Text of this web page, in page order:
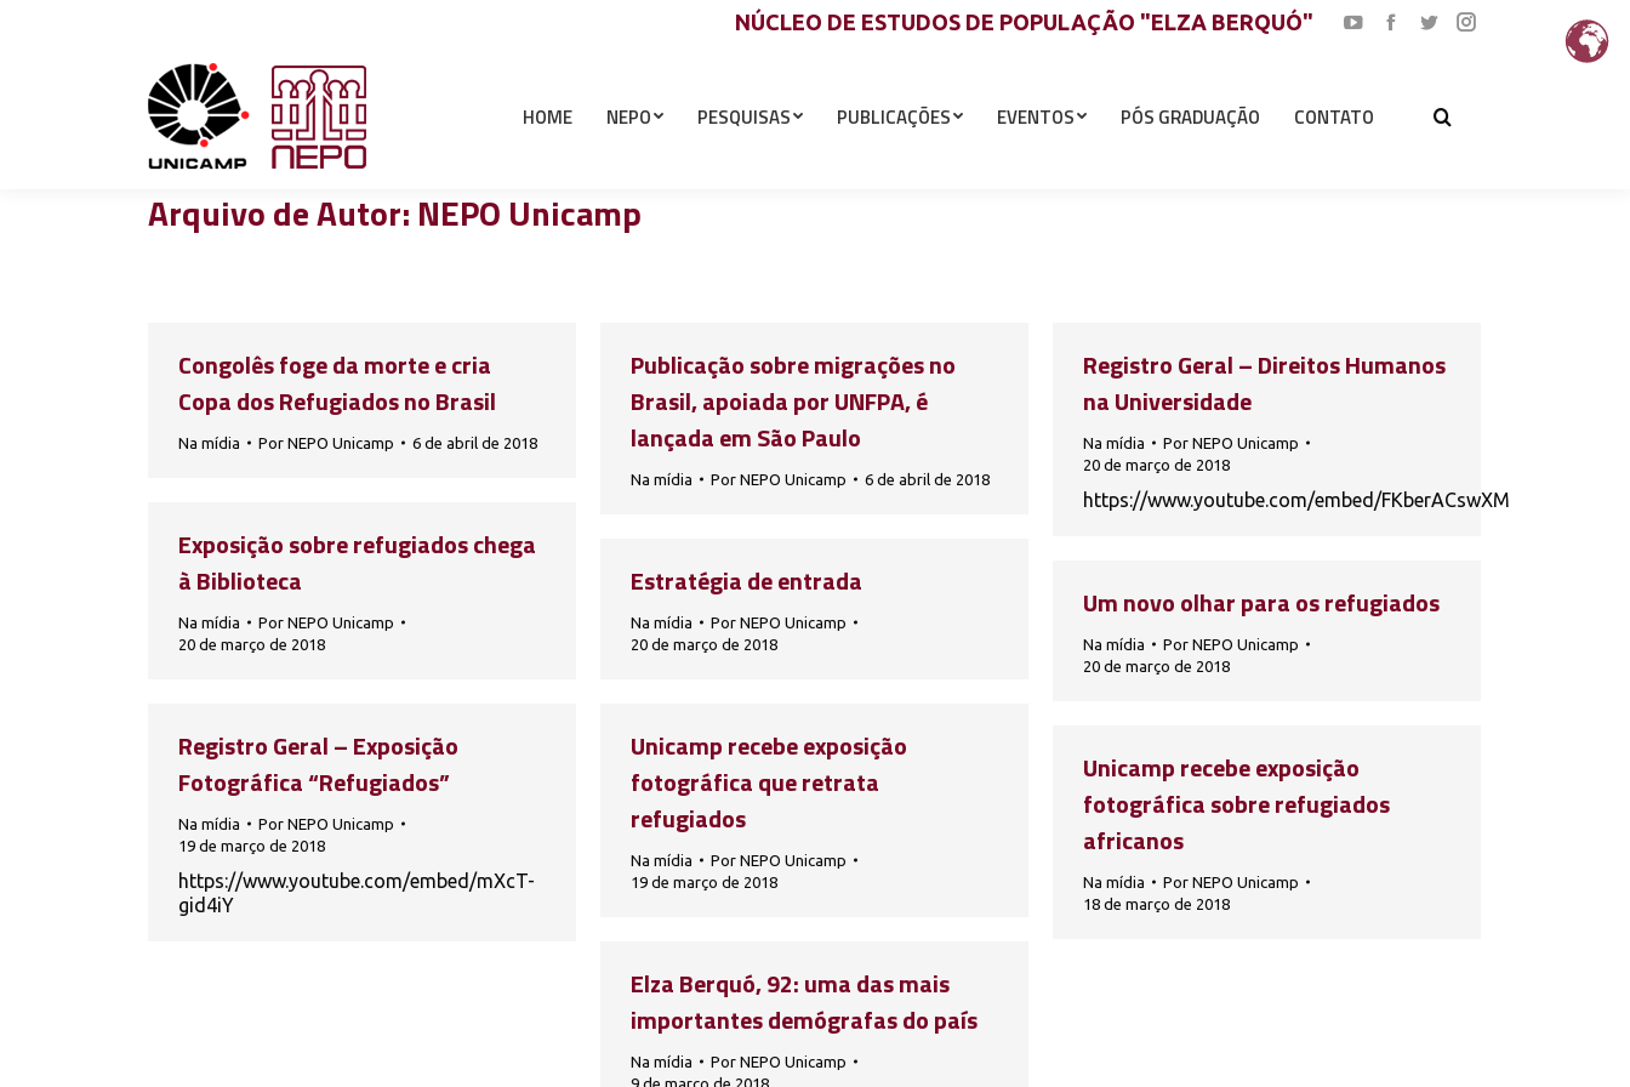
NÚCLEO DE ESTUDOS DE POPULAÇÃO "ELZA BERQUÓ"
YouTube
in
Facebook
Twitter
in
Instagram
HOME NEPO PESQUISAS PUBLICAÇÕES EVENTOS PÓS GRADUAÇÃO CONTATO
Arquivo de Autor: NEPO Unicamp
Congolês foge da morte e cria
Copa dos Refugiados no Brasil
Na mídia Por NEPO Unicamp 6 de abril de 2018
Publicação sobre migrações no
Brasil, apoiada por UNFPA, é
lançada em São Paulo
Na mídia Por NEPO Unicamp 6 de abril de 2018
Registro Geral – Direitos Humanos
na Universidade
Na mídia Por NEPO Unicamp
20 de março de 2018
https://www.youtube.com/embed/FKberACswXM
Exposição sobre refugiados chega
à Biblioteca
Na mídia Por NEPO Unicamp
20 de março de 2018
Estratégia de entrada
Na mídia Por NEPO Unicamp
20 de março de 2018
Um novo olhar para os refugiados
Na mídia Por NEPO Unicamp
20 de março de 2018
Registro Geral – Exposição
Fotográfica “Refugiados”
Na mídia Por NEPO Unicamp
19 de março de 2018
https://www.youtube.com/embed/mXcT-
gid4iY
Unicamp recebe exposição
fotográfica que retrata
refugiados
Na mídia Por NEPO Unicamp
19 de março de 2018
Unicamp recebe exposição
fotográfica sobre refugiados
africanos
Na mídia Por NEPO Unicamp
18 de março de 2018
Elza Berquó, 92: uma das mais
importantes demógrafas do país
Na mídia Por NEPO Unicamp
9 de março de 2018